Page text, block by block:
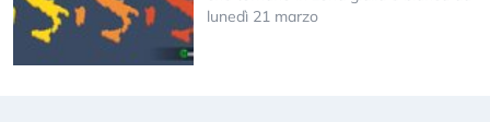
lunedì 21 marzo